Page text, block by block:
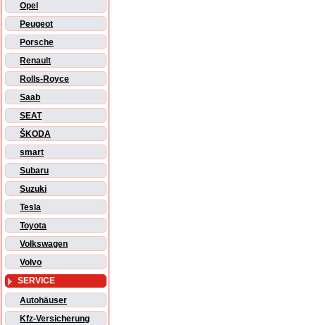
Opel
Peugeot
Porsche
Renault
Rolls-Royce
Saab
SEAT
ŠKODA
smart
Subaru
Suzuki
Tesla
Toyota
Volkswagen
Volvo
SERVICE
Autohäuser
Kfz-Versicherung